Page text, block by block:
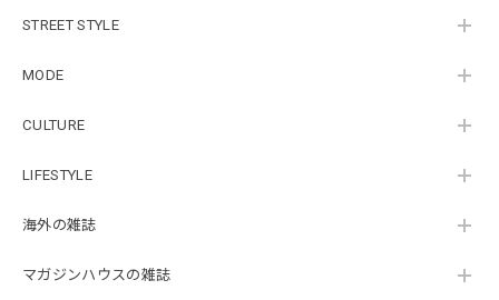
STREET STYLE
MODE
CULTURE
LIFESTYLE
海外の雑誌
マガジンハウスの雑誌